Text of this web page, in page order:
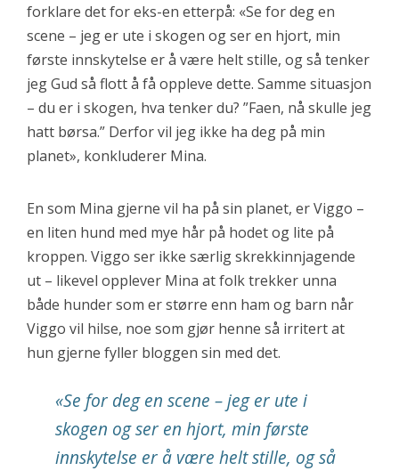
forklare det for eks-en etterpå: «Se for deg en
scene – jeg er ute i skogen og ser en hjort, min
første innskytelse er å være helt stille, og så tenker
jeg Gud så flott å få oppleve dette. Samme situasjon
– du er i skogen, hva tenker du? ”Faen, nå skulle jeg
hatt børsa.” Derfor vil jeg ikke ha deg på min
planet», konkluderer Mina.
En som Mina gjerne vil ha på sin planet, er Viggo –
en liten hund med mye hår på hodet og lite på
kroppen. Viggo ser ikke særlig skrekkinnjagende
ut – likevel opplever Mina at folk trekker unna
både hunder som er større enn ham og barn når
Viggo vil hilse, noe som gjør henne så irritert at
hun gjerne fyller bloggen sin med det.
«Se for deg en scene – jeg er ute i
skogen og ser en hjort, min første
innskytelse er å være helt stille, og så